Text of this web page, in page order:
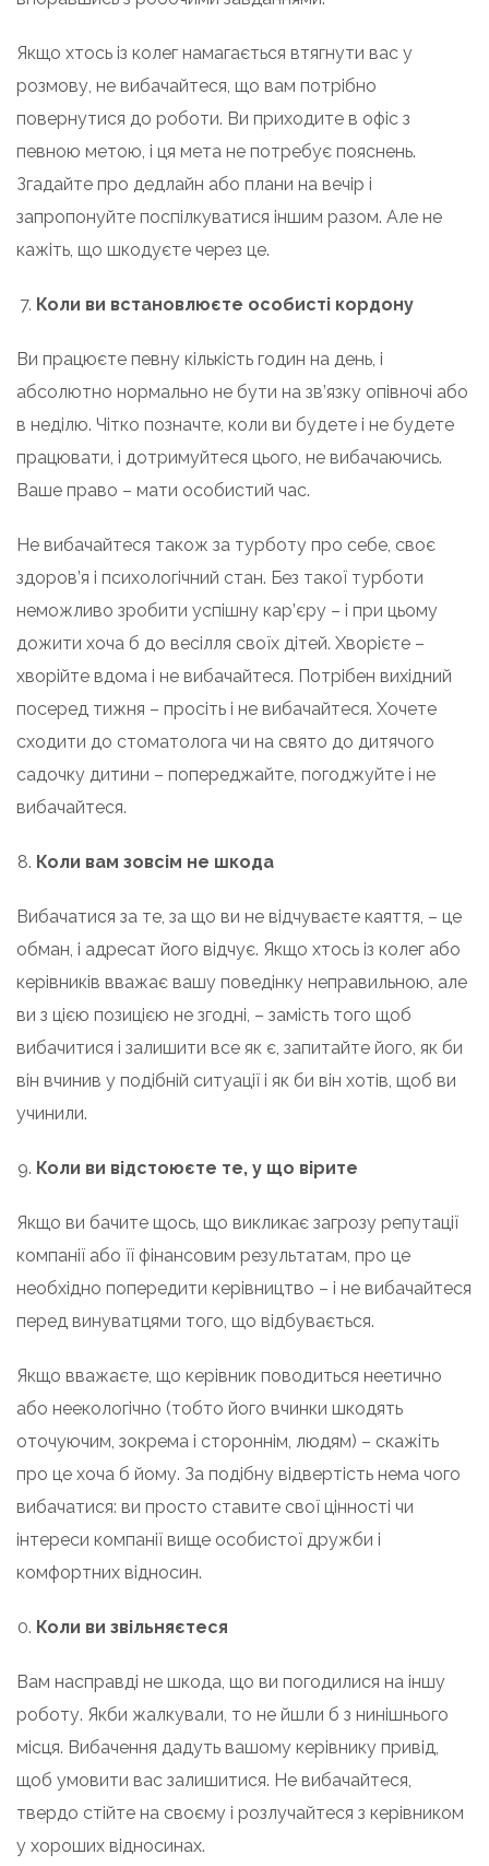
Якщо хтось із колег намагається втягнути вас у
розмову, не вибачайтеся, що вам потрібно
повернутися до роботи. Ви приходите в офіс з
певною метою, і ця мета не потребує пояснень.
Згадайте про дедлайн або плани на вечір і
запропонуйте поспілкуватися іншим разом. Але не
кажіть, що шкодуєте через це.
Коли ви встановлюєте особисті кордону
Ви працюєте певну кількість годин на день, і
абсолютно нормально не бути на зв’язку опівночі або
в неділю. Чітко позначте, коли ви будете і не будете
працювати, і дотримуйтеся цього, не вибачаючись.
Ваше право – мати особистий час.
Не вибачайтеся також за турботу про себе, своє
здоров’я і психологічний стан. Без такої турботи
неможливо зробити успішну кар’єру – і при цьому
дожити хоча б до весілля своїх дітей. Хворієте –
хворійте вдома і не вибачайтеся. Потрібен вихідний
посеред тижня – просіть і не вибачайтеся. Хочете
сходити до стоматолога чи на свято до дитячого
садочку дитини – попереджайте, погоджуйте і не
вибачайтеся.
Коли вам зовсім не шкода
Вибачатися за те, за що ви не відчуваєте каяття, – це
обман, і адресат його відчує. Якщо хтось із колег або
керівників вважає вашу поведінку неправильною, але
ви з цією позицією не згодні, – замість того щоб
вибачитися і залишити все як є, запитайте його, як би
він вчинив у подібній ситуації і як би він хотів, щоб ви
учинили.
Коли ви відстоюєте те, у що вірите
Якщо ви бачите щось, що викликає загрозу репутації
компанії або її фінансовим результатам, про це
необхідно попередити керівництво – і не вибачайтеся
перед винуватцями того, що відбувається.
Якщо вважаєте, що керівник поводиться неетично
або неекологічно (тобто його вчинки шкодять
оточуючим, зокрема і стороннім, людям) – скажіть
про це хоча б йому. За подібну відвертість нема чого
вибачатися: ви просто ставите свої цінності чи
інтереси компанії вище особистої дружби і
комфортних відносин.
Коли ви звільняєтеся
Вам насправді не шкода, що ви погодилися на іншу
роботу. Якби жалкували, то не йшли б з нинішнього
місця. Вибачення дадуть вашому керівнику привід,
щоб умовити вас залишитися. Не вибачайтеся,
твердо стійте на своєму і розлучайтеся з керівником
у хороших відносинах.